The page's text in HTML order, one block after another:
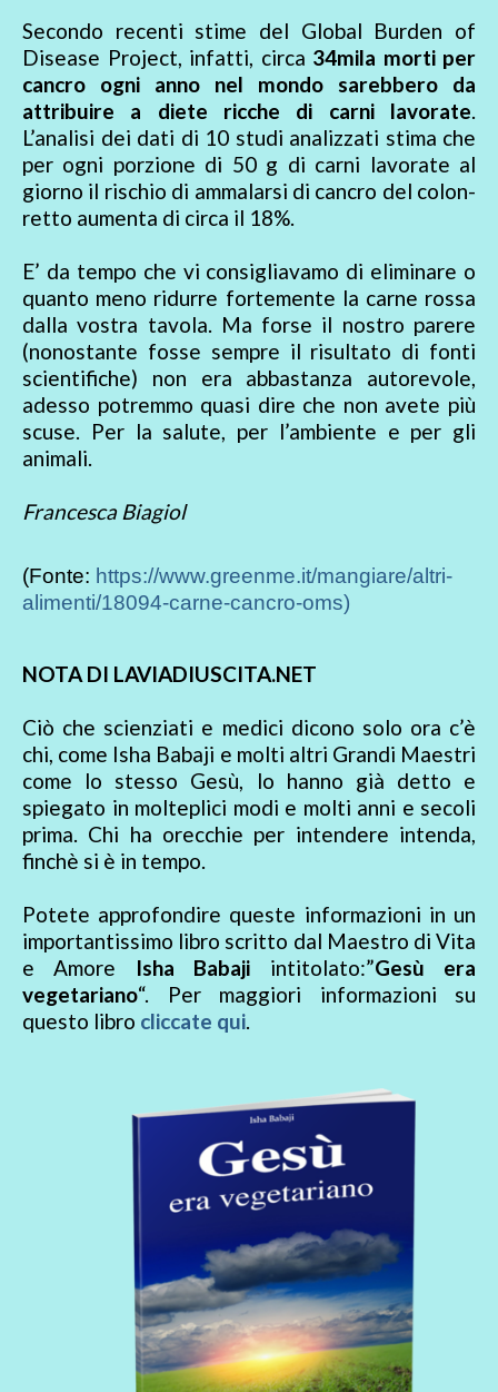
Secondo recenti stime del Global Burden of
Disease Project, infatti, circa 34mila morti per
cancro ogni anno nel mondo sarebbero da
attribuire a diete ricche di carni lavorate.
L’analisi dei dati di 10 studi analizzati stima che
per ogni porzione di 50 g di carni lavorate al
giorno il rischio di ammalarsi di cancro del colon-
retto aumenta di circa il 18%.
E’ da tempo che vi consigliavamo di eliminare o
quanto meno ridurre fortemente la carne rossa
dalla vostra tavola. Ma forse il nostro parere
(nonostante fosse sempre il risultato di fonti
scientifiche) non era abbastanza autorevole,
adesso potremmo quasi dire che non avete più
scuse. Per la salute, per l’ambiente e per gli
animali.
Francesca Biagiol
(Fonte: https://www.greenme.it/mangiare/altri-
alimenti/18094-carne-cancro-oms)
NOTA DI LAVIADIUSCITA.NET
Ciò che scienziati e medici dicono solo ora c’è
chi, come Isha Babaji e molti altri Grandi Maestri
come lo stesso Gesù, lo hanno già detto e
spiegato in molteplici modi e molti anni e secoli
prima. Chi ha orecchie per intendere intenda,
finchè si è in tempo.
Potete approfondire queste informazioni in un
importantissimo libro scritto dal Maestro di Vita
e Amore Isha Babaji intitolato:”Gesù era
vegetariano“. Per maggiori informazioni su
questo libro cliccate qui.